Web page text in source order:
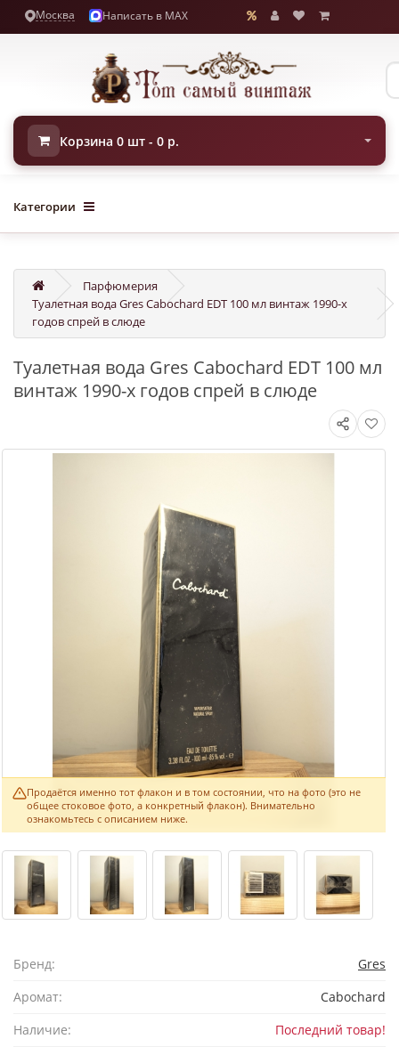
Москва Написать в MAX
Корзина 0 шт - 0 р.
Категории
Парфюмерия
Туалетная вода Gres Cabochard EDT 100 мл винтаж 1990-х
годов спрей в слюде
Туалетная вода Gres Cabochard EDT 100 мл
винтаж 1990-х годов спрей в слюде
Продаётся именно тот флакон и в том состоянии, что на фото (это не
общее стоковое фото, а конкретный флакон). Внимательно
ознакомьтесь с описанием ниже.
Бренд:
Gres
Аромат:
Cabochard
Наличие:
Последний товар!